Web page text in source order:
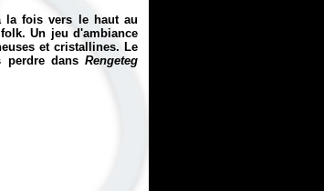
la fois vers le haut au
Un jeu d'ambiance
et cristallines. Le
perdre dans Rengeteg